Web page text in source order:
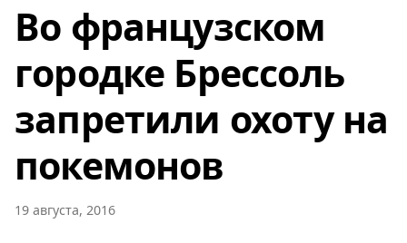
Во французском
городке Брессоль
запретили охоту на
покемонов
19 августа, 2016